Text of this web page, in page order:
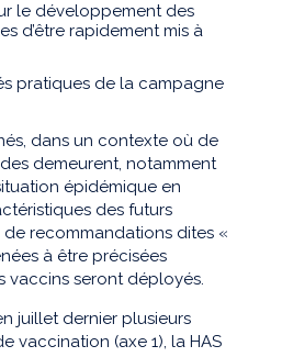
le développement des
d’être rapidement mis à
pratiques de la campagne
dans un contexte où de
demeurent, notamment
épidémique en
des futurs
de recommandations dites «
à être précisées
vaccins seront déployés.
juillet dernier plusieurs
vaccination (axe 1), la HAS